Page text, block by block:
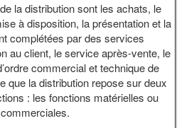
la distribution sont les achats, le
à disposition, la présentation et la
complétées par des services
au client, le service après-vente, le
commercial et technique de
que la distribution repose sur deux
: les fonctions matérielles ou